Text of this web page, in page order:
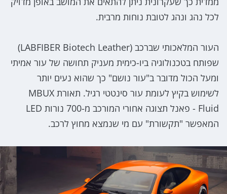
לכל נהג ונהג לטובת נוחות מרבית.
העור המלאכותי שברכב (LABFIBER Biotech Leather)
שפותח בטכנולוגיה ביו-כימית מעניק תחושה של עור אמיתי
ומעל הכול מדובר ב"עור נושם" כך שהוא נעים יותר
לשימוש בקיץ לעומת עור סינטטי רגיל. תאורת MBUX
Fluid - פאנל תצוגה אחורי המורכב מ-700 נורות LED
המאפשר "תקשורת" עם מי שנמצא מחוץ לרכב.